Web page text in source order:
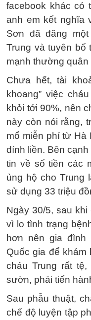
facebook khác có
anh em kết nghĩa
Sơn đã đăng
Trung và tuyên bố
mạnh thường quân
Chưa hết, tài
khoang” việc
khỏi tới 90%, nên
này còn nói rằng,
mổ miễn phí từ Hà
dính liền. Bên
tin về số tiền các
ủng hộ cho Trung
sử dụng 33 triệu
Ngày 30/5, sau khi
vì lo tình trạng
hơn nên gia đình
Quốc gia để khám
cháu Trung rất
sườn, phải tiến
Sau phẫu thuật,
chế độ luyện tập